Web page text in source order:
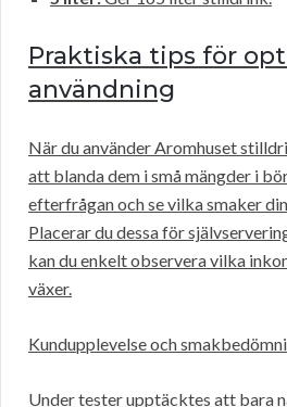
Praktiska tips för
användning
När du använder Aromhuset
att blanda dem i små mängder i
efterfrågan och se vilka smaker
Placerar du dessa för
kan du enkelt observera vilka
växer.
Kundupplevelse och
Under tester upptäcktes att bara